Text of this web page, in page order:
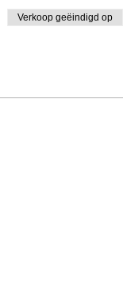
Verkoop geëindigd op